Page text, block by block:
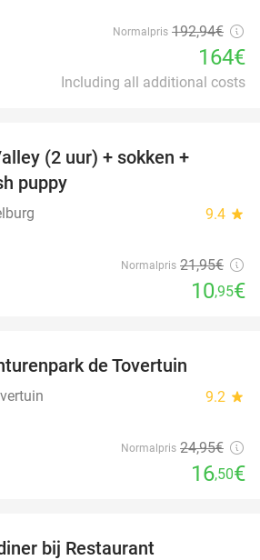
Normalpris 192,94€
164€
Including all additional costs
(2 uur) + sokken +
puppy
9.4 star
Normalpris 21,95€
10,95€
de Tovertuin
9.2 star
Normalpris 24,95€
16,50€
bij Restaurant